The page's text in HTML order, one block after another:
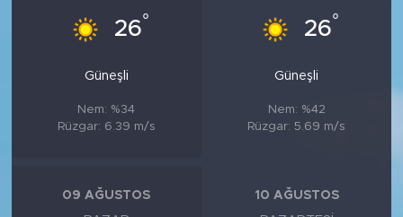
26°
Güneşli
Nem: %34
Rüzgar: 6.39 m/s
26°
Güneşli
Nem: %42
Rüzgar: 5.69 m/s
09 AĞUSTOS 10 AĞUSTOS